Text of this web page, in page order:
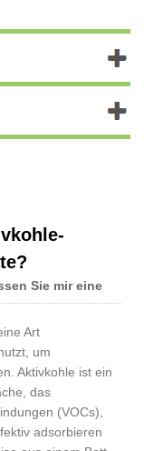
Sie mir eine
Art
um
Aktivkohle ist ein
das
(VOCs),
adsorbieren